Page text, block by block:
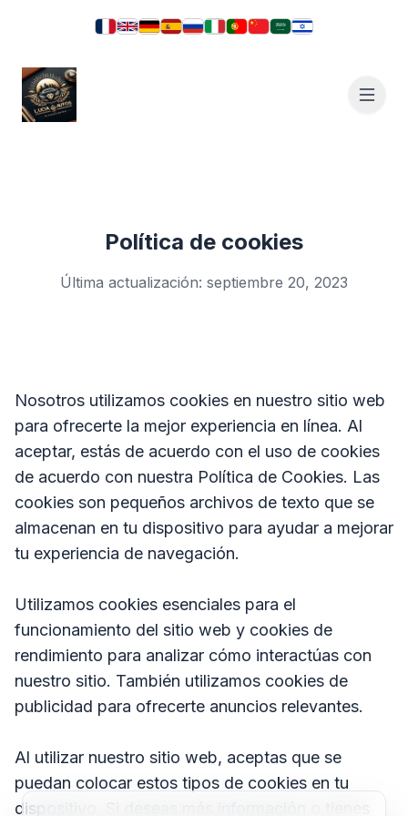
Política de cookies
Última actualización: septiembre 20, 2023
Nosotros utilizamos cookies en nuestro sitio web
para ofrecerte la mejor experiencia en línea. Al
aceptar, estás de acuerdo con el uso de cookies
de acuerdo con nuestra Política de Cookies. Las
cookies son pequeños archivos de texto que se
almacenan en tu dispositivo para ayudar a mejorar
tu experiencia de navegación.
Utilizamos cookies esenciales para el
funcionamiento del sitio web y cookies de
rendimiento para analizar cómo interactúas con
nuestro sitio. También utilizamos cookies de
publicidad para ofrecerte anuncios relevantes.
Al utilizar nuestro sitio web, aceptas que se
puedan colocar estos tipos de cookies en tu
dispositivo. Si deseas más información o tienes